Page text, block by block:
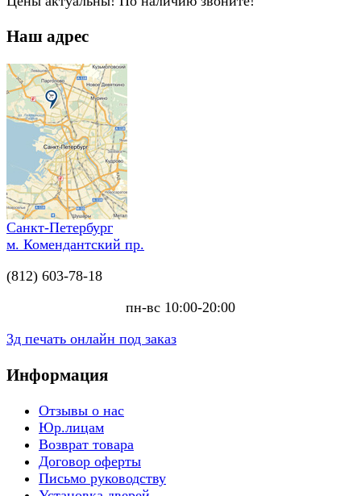
Наш адрес
Санкт-Петербург
м. Комендантский пр.
(812) 603-78-18
пн-вс 10:00-20:00
3д печать онлайн под заказ
Информация
Отзывы о нас
Юр.лицам
Возврат товара
Договор оферты
Письмо руководству